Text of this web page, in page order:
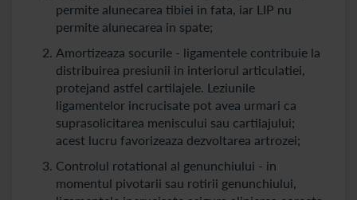
permite alunecarea tibiei in fata, iar LIP nu
permite alunecarea in spate;
Amortizeaza socurile - ligamentele contribuie la
distribuirea presiunii in interiorul articulatiei,
protejand astfel cartilajele. Leziunile
ligamentelor incrucisate pot avea urmari ca
suprasolicitarea meniscului sau cartilajului;
acest lucru favorizeaza dezvoltarea artrozei;
Controlul rotational al genunchiului - in
momentul pivotarii sau rotirii genunchiului,